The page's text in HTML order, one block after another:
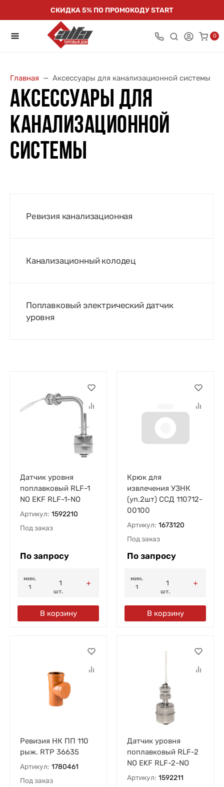
СКИДКА 5% ПО ПРОМОКОДУ START
0
Главная Аксессуары для канализационной системы
АКСЕССУАРЫ ДЛЯ
КАНАЛИЗАЦИОННОЙ
СИСТЕМЫ
Ревизия канализационная
Канализационный колодец
Поплавковый электрический датчик
уровня
Датчик уровня
поплавковый RLF-1
NO EKF RLF-1-NO
Артикул: 1592210
Под заказ
По запросу
мин.
1
шт.
В корзину
Крюк для
извлечения УЗНК
(уп.2шт) ССД 110712-
00100
Артикул: 1673120
Под заказ
По запросу
мин.
1
шт.
В корзину
Ревизия НК ПП 110
рыж. RTP 36635
Артикул: 1780461
Под заказ
Датчик уровня
поплавковый RLF-2
NO EKF RLF-2-NO
Артикул: 1592211